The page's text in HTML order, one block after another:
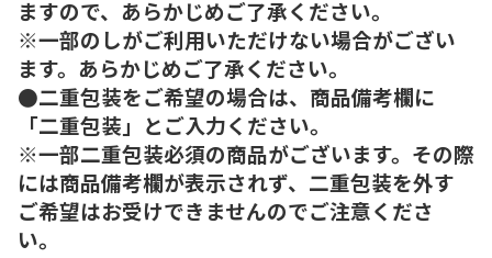
ますので、あらかじめご了承ください。
※一部のしがご利用いただけない場合がござい
ます。あらかじめご了承ください。
●二重包装をご希望の場合は、商品備考欄に
「二重包装」とご入力ください。
※一部二重包装必須の商品がございます。その際
には商品備考欄が表示されず、二重包装を外す
ご希望はお受けできませんのでご注意くださ
い。